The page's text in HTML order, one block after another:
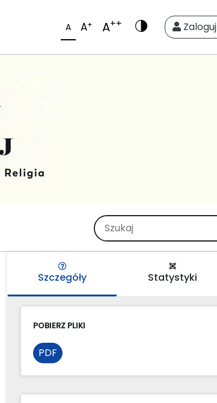
A A+ A++ Zaloguj
Szczegóły Statystyki
POBIERZ PLIKI
PDF